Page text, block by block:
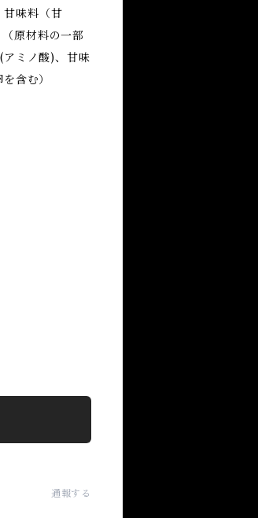
甘味料（甘
原材料の一部
アミノ酸)、甘味
含む）
通報する